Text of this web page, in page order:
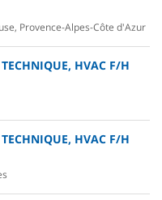
Provence-Alpes-Côte d'Azur
TECHNIQUE, HVAC F/H
TECHNIQUE, HVAC F/H